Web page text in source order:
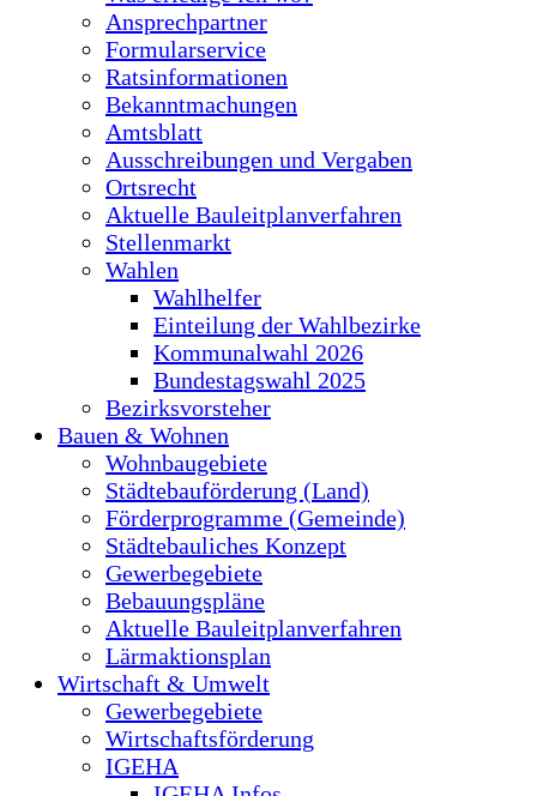
Ansprechpartner
Formularservice
Ratsinformationen
Bekanntmachungen
Amtsblatt
Ausschreibungen und Vergaben
Ortsrecht
Aktuelle Bauleitplanverfahren
Stellenmarkt
Wahlen
Wahlhelfer
Einteilung der Wahlbezirke
Kommunalwahl 2026
Bundestagswahl 2025
Bezirksvorsteher
Bauen & Wohnen
Wohnbaugebiete
Städtebauförderung (Land)
Förderprogramme (Gemeinde)
Städtebauliches Konzept
Gewerbegebiete
Bebauungspläne
Aktuelle Bauleitplanverfahren
Lärmaktionsplan
Wirtschaft & Umwelt
Gewerbegebiete
Wirtschaftsförderung
IGEHA